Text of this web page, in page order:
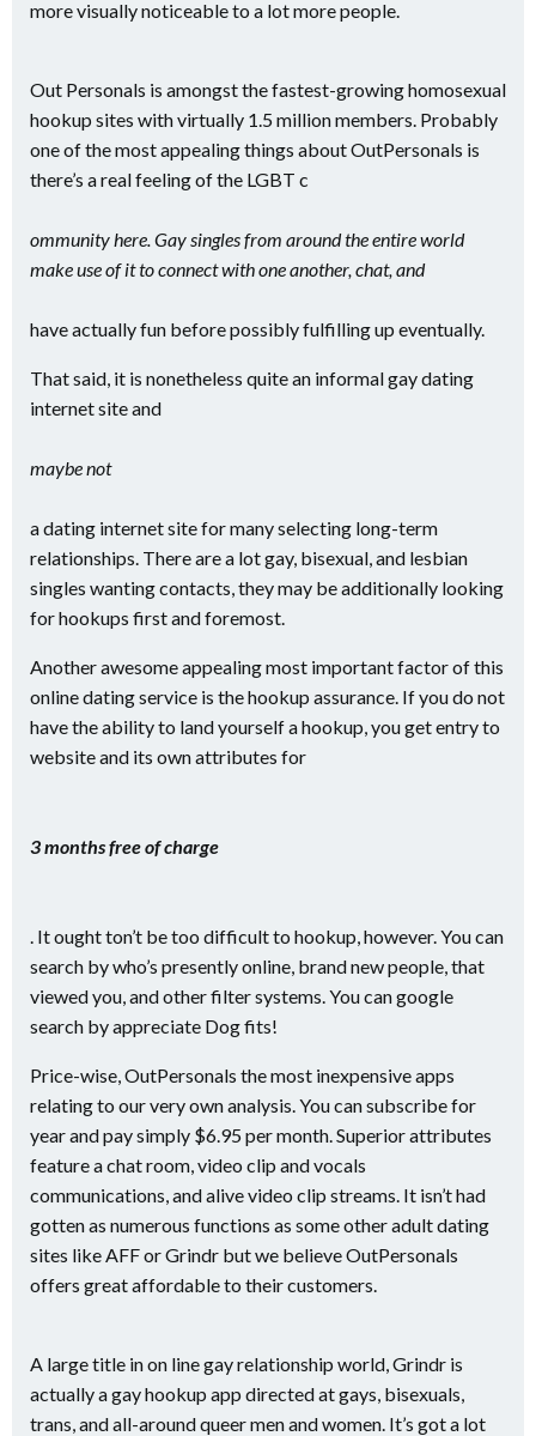
more visually noticeable to a lot more people.
Out Personals is amongst the fastest-growing homosexual
hookup sites with virtually 1.5 million members. Probably
one of the most appealing things about OutPersonals is
there’s a real feeling of the LGBT c
ommunity here. Gay singles from around the entire world
make use of it to connect with one another, chat, and
have actually fun before possibly fulfilling up eventually.
That said, it is nonetheless quite an informal gay dating
internet site and
maybe not
a dating internet site for many selecting long-term
relationships. There are a lot gay, bisexual, and lesbian
singles wanting contacts, they may be additionally looking
for hookups first and foremost.
Another awesome appealing most important factor of this
online dating service is the hookup assurance. If you do not
have the ability to land yourself a hookup, you get entry to
website and its own attributes for
3 months free of charge
. It ought ton’t be too difficult to hookup, however. You can
search by who’s presently online, brand new people, that
viewed you, and other filter systems. You can google
search by appreciate Dog fits!
Price-wise, OutPersonals the most inexpensive apps
relating to our very own analysis. You can subscribe for
year and pay simply $6.95 per month. Superior attributes
feature a chat room, video clip and vocals
communications, and alive video clip streams. It isn’t had
gotten as numerous functions as some other adult dating
sites like AFF or Grindr but we believe OutPersonals
offers great affordable to their customers.
A large title in on line gay relationship world, Grindr is
actually a gay hookup app directed at gays, bisexuals,
trans, and all-around queer men and women. It’s got a lot